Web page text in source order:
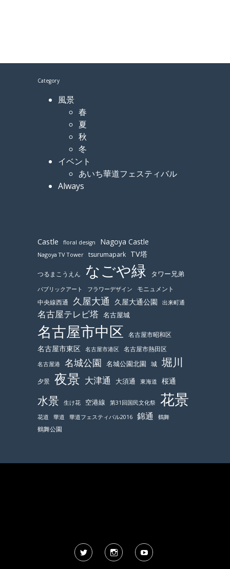
Category
風景
春
夏
秋
冬
イベント
あいち華道フェスティバル
Always
Castle floral design Nagoya Castle
Nagoya TV Tower tsurumapark TV塔
つるまこうえん なごや緑 タワー兄弟
パブリックアート フラワーデザイン
モニュメント
中央線西通
久屋大通 久屋大通公園 出来町通
名古屋テレビ塔 名古屋城
名古屋市中区 名古屋市昭和区
名古屋市東区 名古屋市港区 名古屋市熱田区
名古屋港 名城公園 名城公園北園 城 堀川
夕景 夜景 大津通 大須通 東海道 桜通
水景 生け花 空港線 第31回国民文化祭 花景
花道 華道 華道フェスティバル2016 錦通 鶴舞
鶴舞公園